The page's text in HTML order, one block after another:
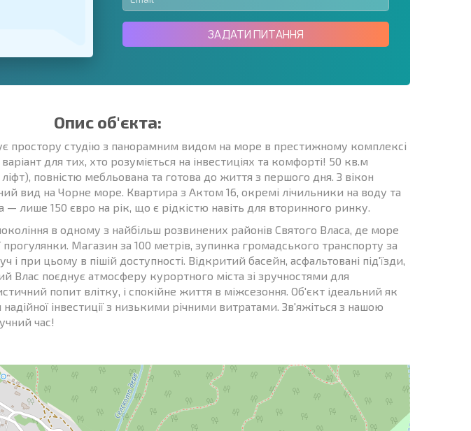
ЗАДАТИ ПИТАННЯ
Опис об'єкта:
простору студію з панорамним видом на море в престижному комплексі
для тих, хто розуміється на інвестиціях та комфорті! 50 кв.м
повністю мебльована та готова до життя з першого дня. З вікон
вид на Чорне море. Квартира з Актом 16, окремі лічильники на воду та
лише 150 євро на рік, що є рідкістю навіть для вторинного ринку.
в одному з найбільш розвинених районів Святого Власа, де море
прогулянки. Магазин за 100 метрів, зупинка громадського транспорту за
і при цьому в пішій доступності. Відкритий басейн, асфальтовані під'їзди,
Влас поєднує атмосферу курортного міста зі зручностями для
попит влітку, і спокійне життя в міжсезоння. Об'єкт ідеальний як
інвестиції з низькими річними витратами. Зв'яжіться з нашою
час!